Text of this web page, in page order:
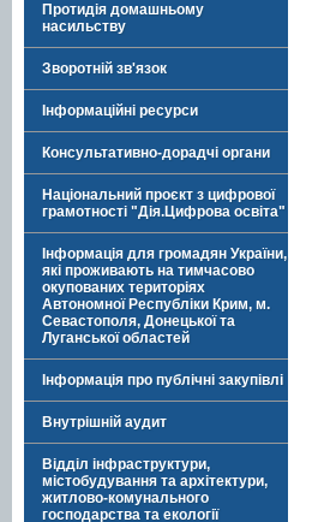
Протидія домашньому
насильству
Зворотній зв'язок
Інформаційні ресурси
Консультативно-дорадчі органи
Національний проєкт з цифрової
грамотності "Дія.Цифрова освіта"
Інформація для громадян України,
які проживають на тимчасово
окупованих територіях
Автономної Республіки Крим, м.
Севастополя, Донецької та
Луганської областей
Інформація про публічні закупівлі
Внутрішній аудит
Відділ інфраструктури,
містобудування та архітектури,
житлово-комунального
господарства та екології